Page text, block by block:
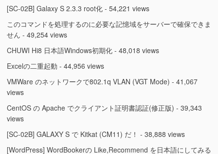
[SC-02B] Galaxy S 2.3.3 root化 - 54,221 views
このコマンドを処理するのに必要な記憶域をサーバーで確保できま
せん - 49,254 views
CHUWI Hi8 日本語Windows初期化 - 48,018 views
Excelの二重起動 - 44,956 views
VMWare のネットワークで802.1q VLAN (VGT Mode) - 41,067
views
CentOS の Apache でクライアント証明書認証(修正版) - 39,343
views
[SC-02B] GALAXY S で Kitkat (CM11) だ！ - 38,888 views
[WordPress] WordBookerの Like,Recommend を日本語にしてみる